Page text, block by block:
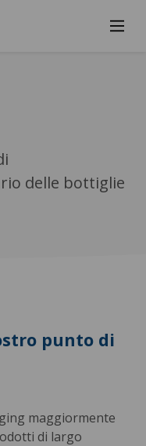
delle bottiglie
punto di
maggiormente
di largo